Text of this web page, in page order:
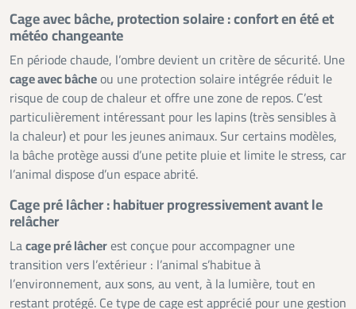
Cage avec bâche, protection solaire : confort en été et
météo changeante
En période chaude, l’ombre devient un critère de sécurité. Une
cage avec bâcheou une protection solaire intégrée réduit le
risque de coup de chaleur et offre une zone de repos. C’est
particulièrement intéressant pour les lapins (très sensibles à
la chaleur) et pour les jeunes animaux. Sur certains modèles,
la bâche protège aussi d’une petite pluie et limite le stress, car
l’animal dispose d’un espace abrité.
Cage pré lâcher : habituer progressivement avant le
relâcher
Lacage pré lâcherest conçue pour accompagner une
transition vers l’extérieur : l’animal s’habitue à
l’environnement, aux sons, au vent, à la lumière, tout en
restant protégé. Ce type de cage est apprécié pour une gestion